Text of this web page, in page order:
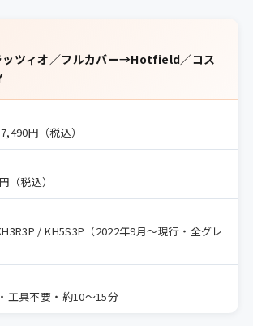
ツィオ／フルカバー→Hotfield／コス
円（税込）
（税込）
/ KH5S3P（2022年9月〜現行・全グレ
工具不要・約10〜15分